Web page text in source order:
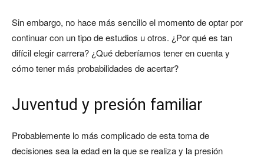
Sin embargo, no hace más sencillo el momento de optar por
continuar con un tipo de estudios u otros. ¿Por qué es tan
difícil elegir carrera? ¿Qué deberíamos tener en cuenta y
cómo tener más probabilidades de acertar?
Juventud y presión familiar
Probablemente lo más complicado de esta toma de
decisiones sea la edad en la que se realiza y la presión